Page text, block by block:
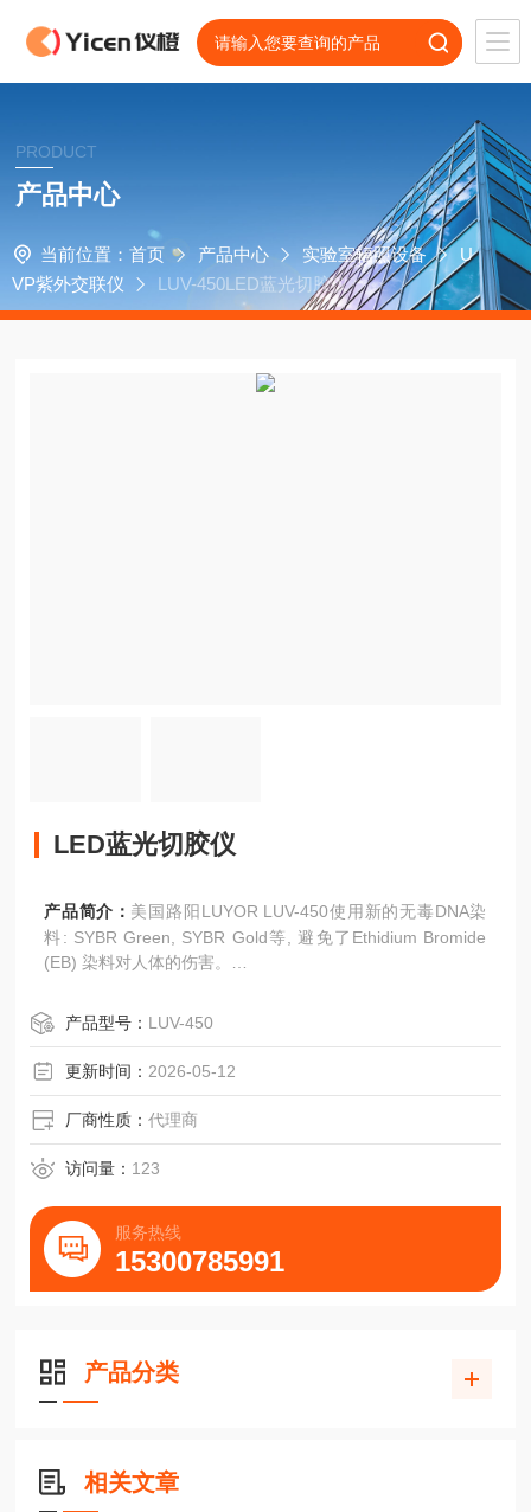
PRODUCT
产品中心
当前位置： 首页 产品中心 实验室辐照设备
U
VP紫外交联仪
LUV-450LED蓝光切胶仪
LED蓝光切胶仪
产品简介： 美国路阳LUYOR LUV-450使用新的无毒DNA染
料: SYBR Green, SYBR Gold等, 避免了Ethidium Bromide
(EB) 染料对人体的伤害。
2.美国路阳LUYOR LUV-450使用可见光 （400-500 nm）,没
有UV（紫外线），将其对人体的伤害降低至零。同时，大大
降低了对DNA样本的损伤，克隆DNA的效率将成百倍的提
高。
3.灵敏度高，远远高于UV
产品型号： LUV-450
更新时间： 2026-05-12
厂商性质：代理商
访问量： 123
服务热线
15300785991
产品分类
相关文章